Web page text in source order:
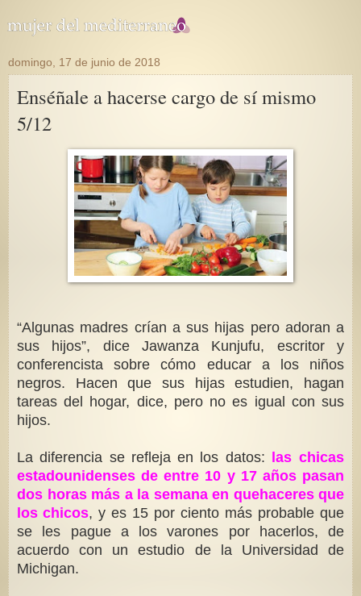
domingo, 17 de junio de 2018
Enséñale a hacerse cargo de sí mismo
5/12
“Algunas madres crían a sus hijas pero adoran a
sus hijos”, dice Jawanza Kunjufu, escritor y
conferencista sobre cómo educar a los niños
negros. Hacen que sus hijas estudien, hagan
tareas del hogar, dice, pero no es igual con sus
hijos.
La diferencia se refleja en los datos: las chicas
estadounidenses de entre 10 y 17 años pasan
dos horas más a la semana en quehaceres que
los chicos, y es 15 por ciento más probable que
se les pague a los varones por hacerlos, de
acuerdo con un estudio de la Universidad de
Michigan.